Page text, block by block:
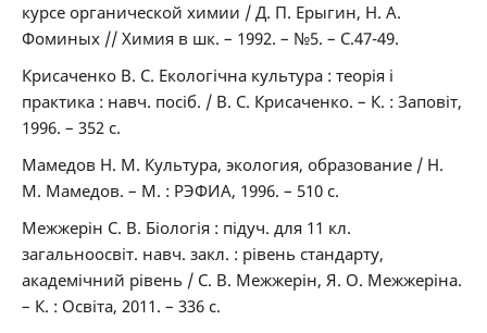
курсе органической химии / Д. П. Ерыгин, Н. А.
Фоминых // Химия в шк. – 1992. – №5. – С.47-49.
Крисаченко В. С. Екологічна культура : теорія і
практика : навч. посіб. / В. С. Крисаченко. – К. : Заповіт,
1996. – 352 с.
Мамедов Н. М. Культура, экология, образование / Н.
М. Мамедов. – М. : РЭФИА, 1996. – 510 с.
Межжерін С. В. Біологія : підуч. для 11 кл.
загальноосвіт. навч. закл. : рівень стандарту,
академічний рівень / С. В. Межжерін, Я. О. Межжеріна.
– К. : Освіта, 2011. – 336 с.